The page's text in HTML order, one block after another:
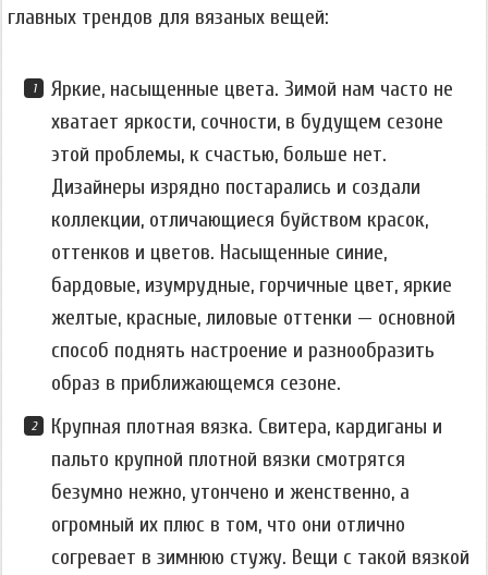
главных трендов для вязаных вещей:
Яркие, насыщенные цвета. Зимой нам часто не
хватает яркости, сочности, в будущем сезоне
этой проблемы, к счастью, больше нет.
Дизайнеры изрядно постарались и создали
коллекции, отличающиеся буйством красок,
оттенков и цветов. Насыщенные синие,
бардовые, изумрудные, горчичные цвет, яркие
желтые, красные, лиловые оттенки — основной
способ поднять настроение и разнообразить
образ в приближающемся сезоне.
Крупная плотная вязка. Свитера, кардиганы и
пальто крупной плотной вязки смотрятся
безумно нежно, утончено и женственно, а
огромный их плюс в том, что они отлично
согревает в зимнюю стужу. Вещи с такой вязкой